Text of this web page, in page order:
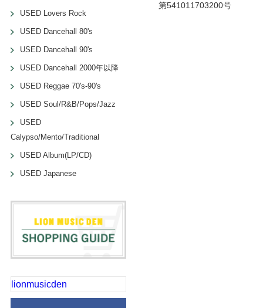
USED Lovers Rock
USED Dancehall 80's
USED Dancehall 90's
USED Dancehall 2000年以降
USED Reggae 70's-90's
USED Soul/R&B/Pops/Jazz
USED
Calypso/Mento/Traditional
USED Album(LP/CD)
USED Japanese
lionmusicden
第541011703200号